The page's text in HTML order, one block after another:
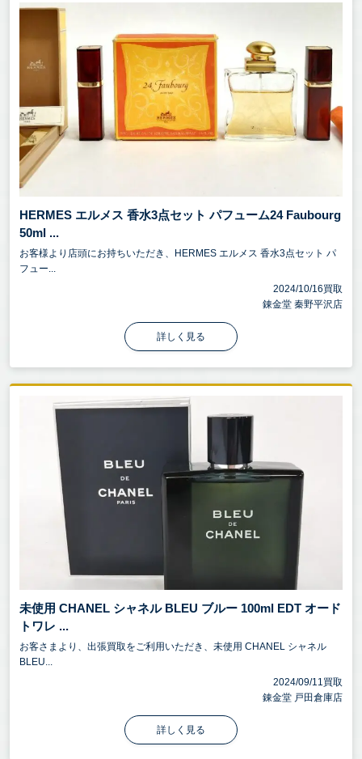
HERMES エルメス 香水3点セット パフューム24 Faubourg
50ml ...
お客様より店頭にお持ちいただき、HERMES エルメス 香水3点セット パ
フュー...
2024/10/16買取
錬金堂 秦野平沢店
詳しく見る
未使用 CHANEL シャネル BLEU ブルー 100ml EDT オード
トワレ ...
お客さまより、出張買取をご利用いただき、未使用 CHANEL シャネル
BLEU...
2024/09/11買取
錬金堂 戸田倉庫店
詳しく見る